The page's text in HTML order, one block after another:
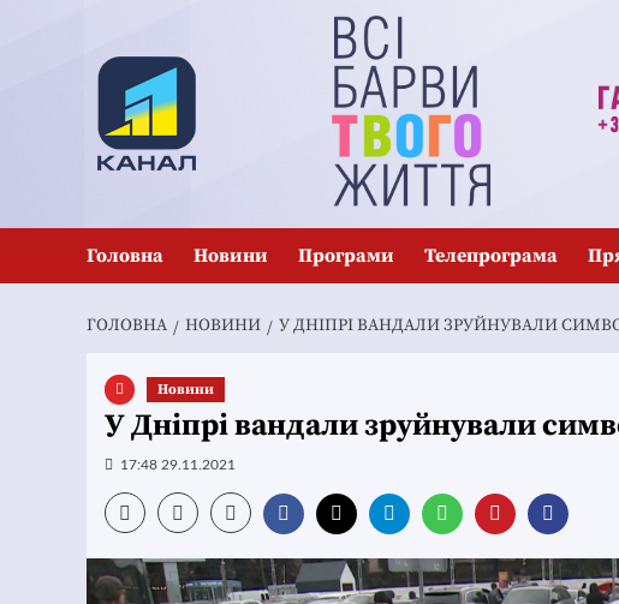
Головна Новини Програми Телепрограма
ГОЛОВНА НОВИНИ У ДНІПРІ ВАНДАЛИ ЗРУЙНУВАЛИ
Новини
У Дніпрі вандали зруйнували
17:48 29.11.2021